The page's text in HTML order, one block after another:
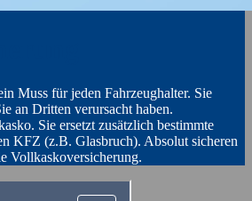
Muss für jeden Fahrzeughalter. Sie
an Dritten verursacht haben.
Sie ersetzt zusätzlich bestimmte
KFZ (z.B. Glasbruch). Absolut sicheren
Vollkaskoversicherung.